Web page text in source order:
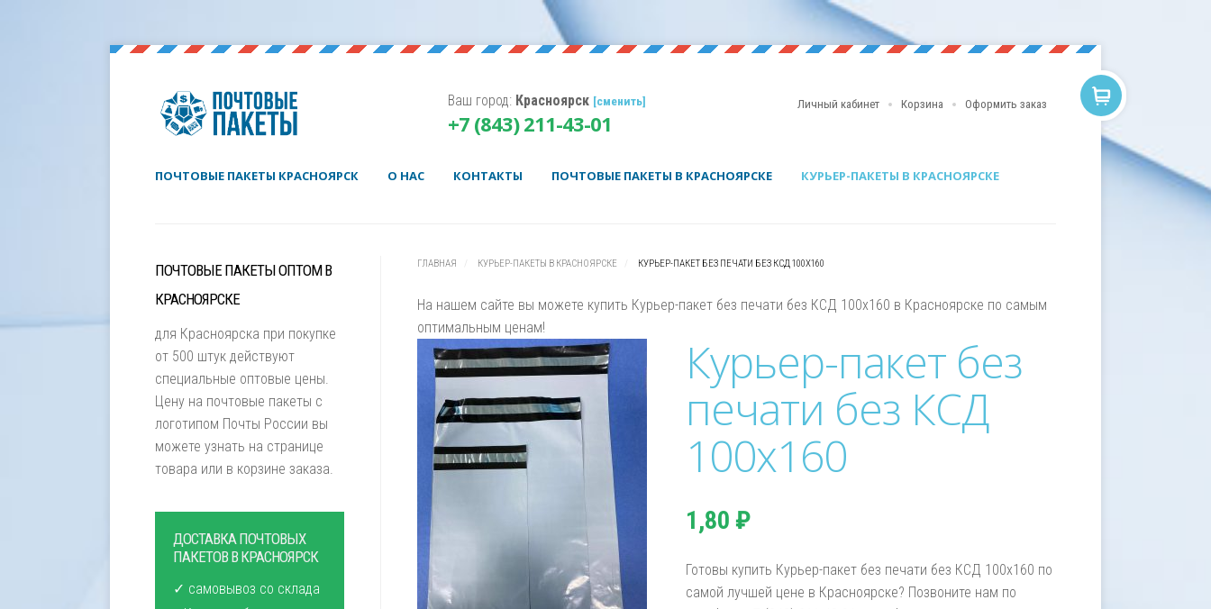
Личный кабинет Корзина Оформить заказ
Ваш город: Красноярск [сменить]
+7 (843) 211-43-01
ПОЧТОВЫЕ ПАКЕТЫ КРАСНОЯРСК О НАС КОНТАКТЫ ПОЧТОВЫЕ ПАКЕТЫ В КРАСНОЯРСКЕ КУРЬЕР-ПАКЕТЫ В КРАСНОЯРСКЕ
ГЛАВНАЯ КУРЬЕР-ПАКЕТЫ В КРАСНОЯРСКЕ КУРЬЕР-ПАКЕТ БЕЗ ПЕЧАТИ БЕЗ КСД 100Х160
На нашем сайте вы можете купить Курьер-пакет без печати без КСД 100х160 в Красноярске по самым
оптимальным ценам!
Курьер-пакет без
печати без КСД
100х160
1,80 ₽
Готовы купить Курьер-пакет без печати без КСД 100х160 по
самой лучшей цене в Красноярске? Позвоните нам по
ПОЧТОВЫЕ ПАКЕТЫ ОПТОМ В
КРАСНОЯРСКЕ
для Красноярска при покупке
от 500 штук действуют
специальные оптовые цены.
Цену на почтовые пакеты с
логотипом Почты России вы
можете узнать на странице
товара или в корзине заказа.
ДОСТАВКА ПОЧТОВЫХ
ПАКЕТОВ В КРАСНОЯРСК
✓ самовывоз со склада
Username
Корзина пуста.